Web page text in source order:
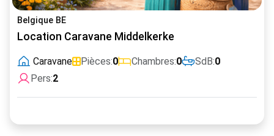
Belgique BE
Location Caravane Middelkerke
Caravane Pièces:0 Chambres:0 SdB:0
Pers:2